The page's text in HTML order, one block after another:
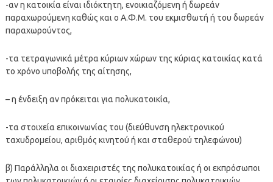
-αν η κατοικία είναι ιδιόκτητη, ενοικιαζόμενη ή δωρεάν
παραχωρούμενη καθώς και ο Α.Φ.Μ. του εκμισθωτή ή του δωρεάν
παραχωρούντος,
-τα τετραγωνικά μέτρα κύριων χώρων της κύριας κατοικίας κατά
το χρόνο υποβολής της αίτησης,
– η ένδειξη αν πρόκειται για πολυκατοικία,
-τα στοιχεία επικοινωνίας του (διεύθυνση ηλεκτρονικού
ταχυδρομείου, αριθμός κινητού ή και σταθερού τηλεφώνου)
β) Παράλληλα οι διαχειριστές της πολυκατοικίας ή οι εκπρόσωποι